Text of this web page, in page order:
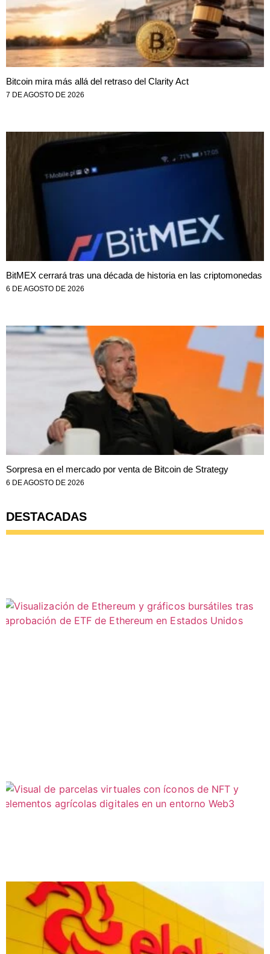
Bitcoin mira más allá del retraso del Clarity Act
7 DE AGOSTO DE 2026
BitMEX cerrará tras una década de historia en las criptomonedas
6 DE AGOSTO DE 2026
Sorpresa en el mercado por venta de Bitcoin de Strategy
6 DE AGOSTO DE 2026
DESTACADAS